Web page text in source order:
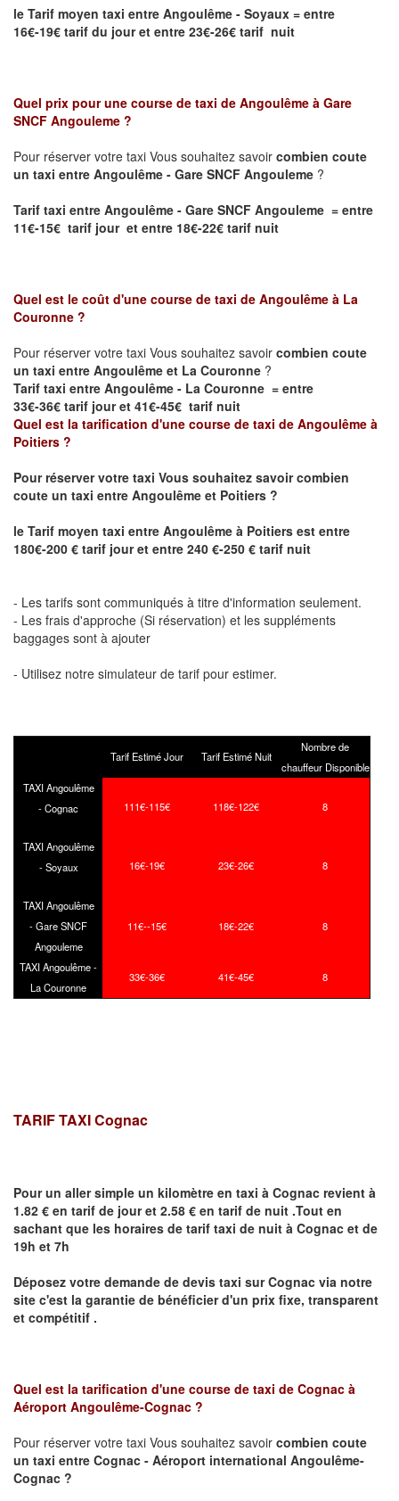
le Tarif moyen taxi entre Angoulême - Soyaux = entre
16€-19€ tarif du jour et entre 23€-26€ tarif nuit
Quel prix pour une course de taxi de Angoulême à Gare
SNCF Angouleme ?
Pour réserver votre taxi Vous souhaitez savoir combien coute
un taxi entre Angoulême - Gare SNCF Angouleme ?
Tarif taxi entre Angoulême - Gare SNCF Angouleme = entre
11€-15€ tarif jour et entre 18€-22€ tarif nuit
Quel est le coût d'une course de taxi de Angoulême à La
Couronne ?
Pour réserver votre taxi Vous souhaitez savoir combien coute
un taxi entre Angoulême et La Couronne ?
Tarif taxi entre Angoulême - La Couronne = entre
33€-36€ tarif jour et 41€-45€ tarif nuit
Quel est la tarification d'une course de taxi de Angoulême à
Poitiers ?
Pour réserver votre taxi Vous souhaitez savoircombien
coute un taxi entre Angoulême et Poitiers ?
le Tarif moyen taxi entre Angoulême à Poitiers est entre
180€-200 € tarif jour et entre 240 €-250 € tarif nuit
- Les tarifs sont communiqués à titre d'information seulement.
- Les frais d'approche (Si réservation) et les suppléments
baggages sont à ajouter
- Utilisez notre simulateur de tarif pour estimer.
Tarif Estimé Jour Tarif Estimé Nuit
Nombre de
chauffeur Disponible
TAXI Angoulême
- Cognac
111€-115€ 118€-122€ 8
TAXI Angoulême
- Soyaux
16€-19€ 23€-26€ 8
TAXI Angoulême
- Gare SNCF
Angouleme
11€--15€ 18€-22€ 8
TAXI Angoulême -
La Couronne
33€-36€ 41€-45€ 8
TARIF TAXI Cognac
Pour un aller simple un kilomètre en taxi à Cognac revient à
1.82 € en tarif de jour et 2.58 € en tarif de nuit .Tout en
sachant que les horaires de tarif taxi de nuit à Cognac et de
19h et 7h
Déposez votre demande de devis taxi surCognac via notre
site c'est la garantie de bénéficier d'un prix fixe, transparent
et compétitif .
Quel est la tarification d'une course de taxi de Cognac à
Aéroport Angoulême-Cognac ?
Pour réserver votre taxi Vous souhaitez savoir combien coute
un taxi entre Cognac - Aéroport international Angoulême-
Cognac ?